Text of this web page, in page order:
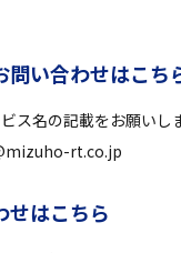
問い合わせはこち
ス名の記載をお願いし
rt.co.jp
せはこちら